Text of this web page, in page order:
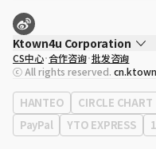
Ktown4u Corporation
代表
宋効珉
营业执照 120-87-71116
公司地址 首尔特别市 江南区 岭东
CS中心 合作咨询 批发咨询
ⓒ All rights reserved.
HANTEO CIRCLE CHART
PayPal
YTO EXPRESS